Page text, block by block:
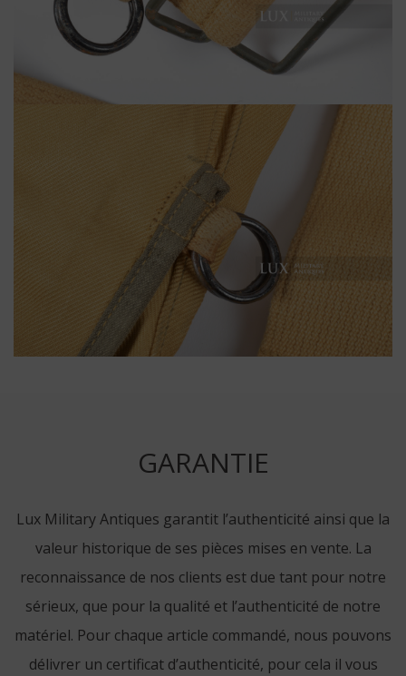
GARANTIE
Lux Military Antiques garantit l’authenticité ainsi que la
valeur historique de ses pièces mises en vente. La
reconnaissance de nos clients est due tant pour notre
sérieux, que pour la qualité et l’authenticité de notre
matériel. Pour chaque article commandé, nous pouvons
délivrer un certificat d’authenticité, pour cela il vous